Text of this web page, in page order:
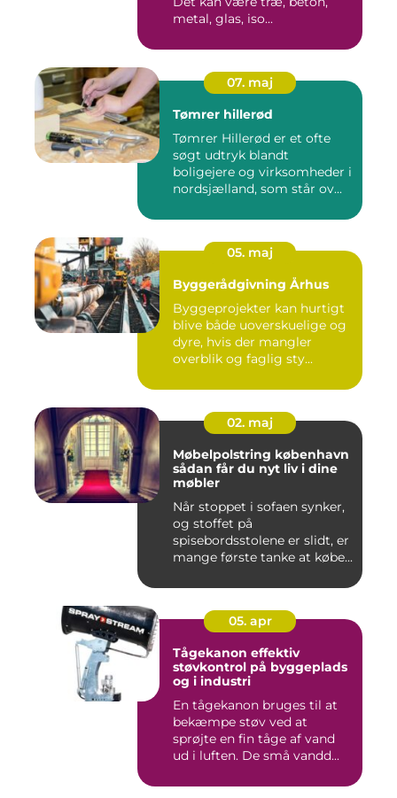
metal, glas, iso...
07. maj
Tømrer hillerød
Tømrer Hillerød er et ofte
søgt udtryk blandt
boligejere og virksomheder i
nordsjælland, som står ov...
05. maj
Byggerådgivning Århus
Byggeprojekter kan hurtigt
blive både uoverskuelige og
dyre, hvis der mangler
overblik og faglig sty...
02. maj
Møbelpolstring københavn
sådan får du nyt liv i dine
møbler
Når stoppet i sofaen synker,
og stoffet på
spisebordsstolene er slidt, er
mange første tanke at købe...
05. apr
Tågekanon effektiv
støvkontrol på byggeplads
og i industri
En tågekanon bruges til at
bekæmpe støv ved at
sprøjte en fin tåge af vand
ud i luften. De små vandd...